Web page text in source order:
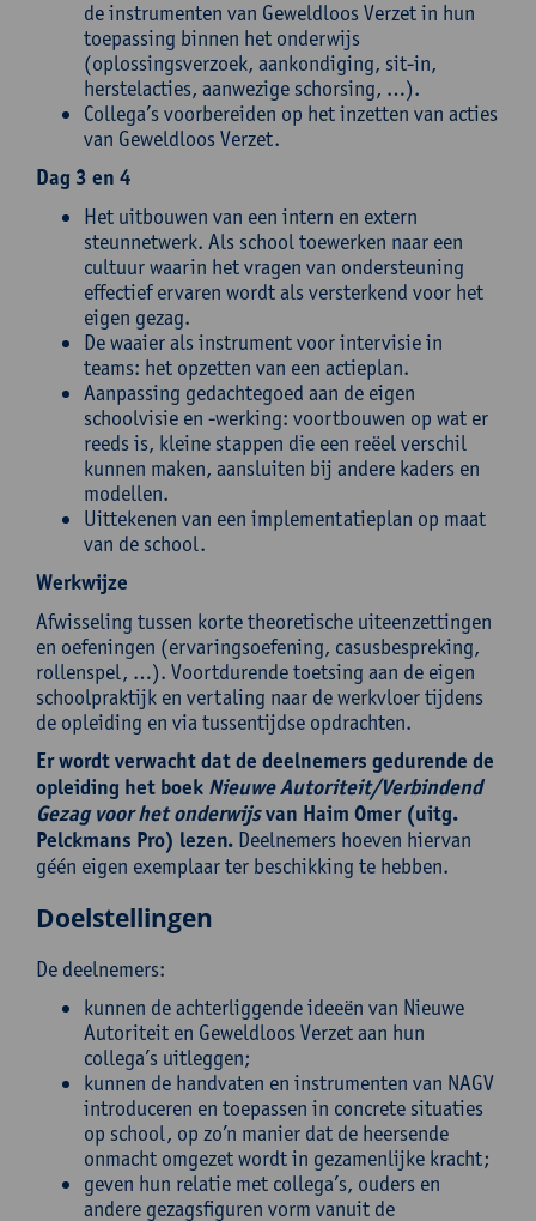
de instrumenten van Geweldloos Verzet in hun
toepassing binnen het onderwijs
(oplossingsverzoek, aankondiging, sit-in,
herstelacties, aanwezige schorsing, …).
Collega’s voorbereiden op het inzetten van acties
van Geweldloos Verzet.
Dag 3 en 4
Het uitbouwen van een intern en extern
steunnetwerk. Als school toewerken naar een
cultuur waarin het vragen van ondersteuning
effectief ervaren wordt als versterkend voor het
eigen gezag.
De waaier als instrument voor intervisie in
teams: het opzetten van een actieplan.
Aanpassing gedachtegoed aan de eigen
schoolvisie en -werking: voortbouwen op wat er
reeds is, kleine stappen die een reëel verschil
kunnen maken, aansluiten bij andere kaders en
modellen.
Uittekenen van een implementatieplan op maat
van de school.
Werkwijze
Afwisseling tussen korte theoretische uiteenzettingen
en oefeningen (ervaringsoefening, casusbespreking,
rollenspel, …). Voortdurende toetsing aan de eigen
schoolpraktijk en vertaling naar de werkvloer tijdens
de opleiding en via tussentijdse opdrachten.
Er wordt verwacht dat de deelnemers gedurende de
opleiding het boek Nieuwe Autoriteit/Verbindend
Gezag voor het onderwijsvan Haim Omer (uitg.
Pelckmans Pro) lezen. Deelnemers hoeven hiervan
géén eigen exemplaar ter beschikking te hebben.
Doelstellingen
De deelnemers:
kunnen de achterliggende ideeën van Nieuwe
Autoriteit en Geweldloos Verzet aan hun
collega’s uitleggen;
kunnen de handvaten en instrumenten van NAGV
introduceren en toepassen in concrete situaties
op school, op zo’n manier dat de heersende
onmacht omgezet wordt in gezamenlijke kracht;
geven hun relatie met collega’s, ouders en
andere gezagsfiguren vorm vanuit de